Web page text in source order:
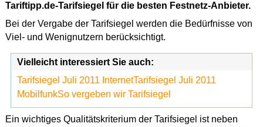
Tariftipp.de-Tarifsiegel für die besten Festnetz-Anbieter.
Bei der Vergabe der Tarifsiegel werden die Bedürfnisse von
Viel- und Wenignutzern berücksichtigt.
Vielleicht interessiert Sie auch:
Tarifsiegel Juli 2011 InternetTarifsiegel Juli 2011
MobilfunkSo vergeben wir Tarifsiegel
Ein wichtiges Qualitätskriterium der Tarifsiegel ist neben